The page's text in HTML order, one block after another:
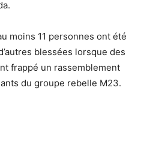
moins 11 personnes ont été
blessées lorsque des
frappé un rassemblement
du groupe rebelle M23.